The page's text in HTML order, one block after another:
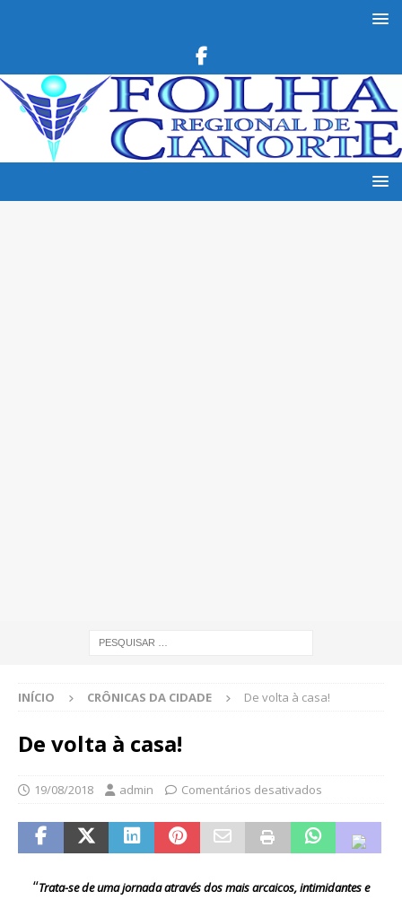
INÍCIO CRÔNICAS DA CIDADE De volta à casa!
De volta à casa!
19/08/2018 admin Comentários desativados
“Trata-se de uma jornada através dos mais arcaicos, intimidantes e